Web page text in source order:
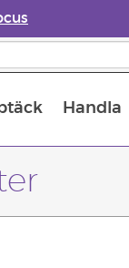
Handla